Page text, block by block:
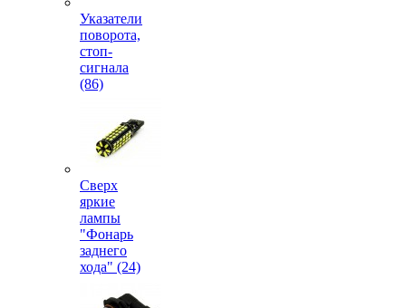
Указатели
поворота,
стоп-
сигнала
(86)
Сверх
яркие
лампы
"Фонарь
заднего
хода" (24)